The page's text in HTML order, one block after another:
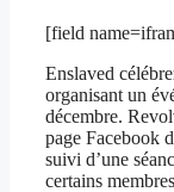
[field
Enslaved
organisant un
décembre.
page Facebook
suivi d’une
certains